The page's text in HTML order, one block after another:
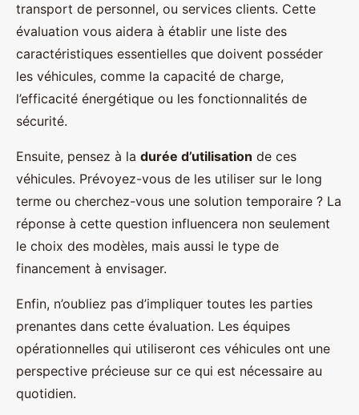
transport de personnel, ou services clients. Cette
évaluation vous aidera à établir une liste des
caractéristiques essentielles que doivent posséder
les véhicules, comme la capacité de charge,
l’efficacité énergétique ou les fonctionnalités de
sécurité.
Ensuite, pensez à la durée d’utilisation de ces
véhicules. Prévoyez-vous de les utiliser sur le long
terme ou cherchez-vous une solution temporaire ? La
réponse à cette question influencera non seulement
le choix des modèles, mais aussi le type de
financement à envisager.
Enfin, n’oubliez pas d’impliquer toutes les parties
prenantes dans cette évaluation. Les équipes
opérationnelles qui utiliseront ces véhicules ont une
perspective précieuse sur ce qui est nécessaire au
quotidien.